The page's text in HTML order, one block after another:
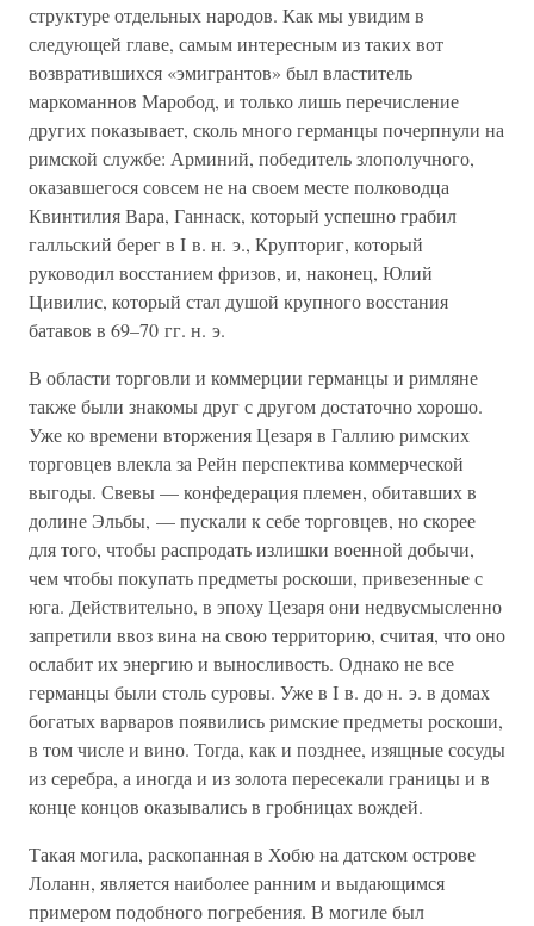
структуре отдельных народов. Как мы увидим в
следующей главе, самым интересным из таких вот
возвратившихся «эмигрантов» был властитель
маркоманнов Маробод, и только лишь перечисление
других показывает, сколь много германцы почерпнули на
римской службе: Арминий, победитель злополучного,
оказавшегося совсем не на своем месте полководца
Квинтилия Вара, Ганнаск, который успешно грабил
галльский берег в I в. н. э., Крупториг, который
руководил восстанием фризов, и, наконец, Юлий
Цивилис, который стал душой крупного восстания
батавов в 69–70 гг. н. э.
В области торговли и коммерции германцы и римляне
также были знакомы друг с другом достаточно хорошо.
Уже ко времени вторжения Цезаря в Галлию римских
торговцев влекла за Рейн перспектива коммерческой
выгоды. Свевы — конфедерация племен, обитавших в
долине Эльбы, — пускали к себе торговцев, но скорее
для того, чтобы распродать излишки военной добычи,
чем чтобы покупать предметы роскоши, привезенные с
юга. Действительно, в эпоху Цезаря они недвусмысленно
запретили ввоз вина на свою территорию, считая, что оно
ослабит их энергию и выносливость. Однако не все
германцы были столь суровы. Уже в I в. до н. э. в домах
богатых варваров появились римские предметы роскоши,
в том числе и вино. Тогда, как и позднее, изящные сосуды
из серебра, а иногда и из золота пересекали границы и в
конце концов оказывались в гробницах вождей.
Такая могила, раскопанная в Хобю на датском острове
Лоланн, является наиболее ранним и выдающимся
примером подобного погребения. В могиле был